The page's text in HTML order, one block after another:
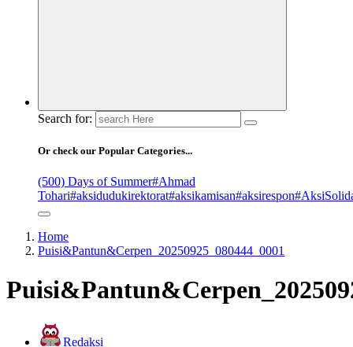
Search for:
Or check our Popular Categories...
(500) Days of Summer#Ahmad
Tohari#aksidudukirektorat#aksikamisan#aksirespon
Home
Puisi&Pantun&Cerpen_20250925_080444_0001
Redaksi